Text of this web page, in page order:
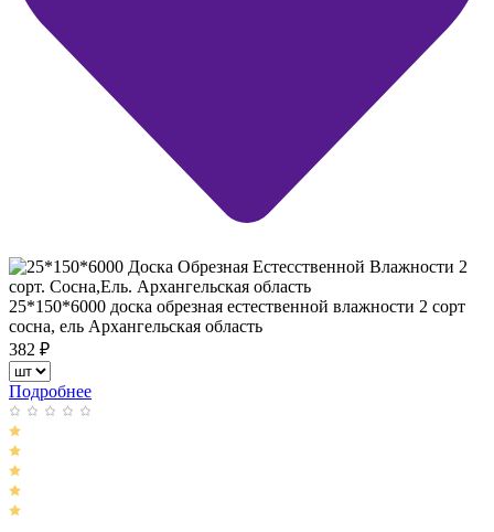
25*150*6000 доска обрезная естественной влажности 2 сорт
сосна, ель Архангельская область
382 ₽
Подробнее